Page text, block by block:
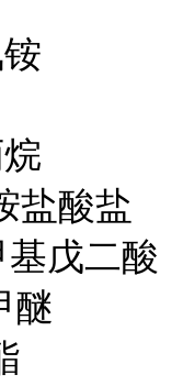
盐酸盐
戊二酸
醚